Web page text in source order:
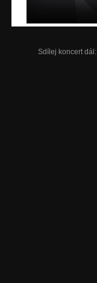
Sdílej koncert dál: